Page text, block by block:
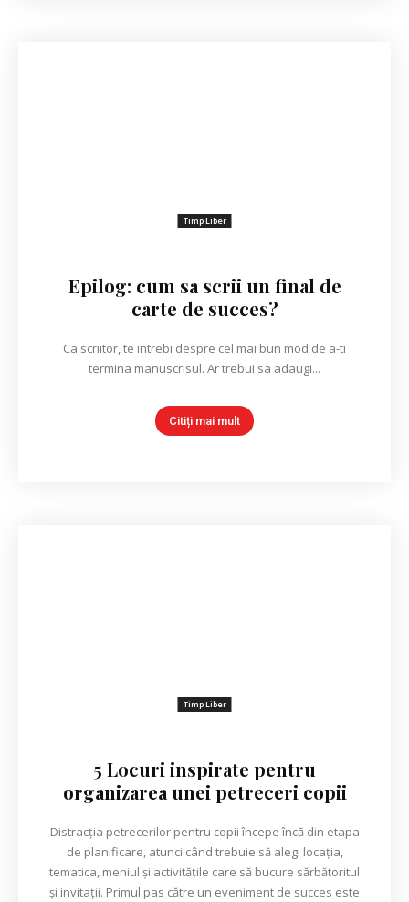
Timp Liber
Epilog: cum sa scrii un final de
carte de succes?
Ca scriitor, te intrebi despre cel mai bun mod de a-ti
termina manuscrisul. Ar trebui sa adaugi...
Citiți mai mult
Timp Liber
5 Locuri inspirate pentru
organizarea unei petreceri copii
Distracția petrecerilor pentru copii începe încă din etapa
de planificare, atunci când trebuie să alegi locația,
tematica, meniul și activitățile care să bucure sărbătoritul
și invitații. Primul pas către un eveniment de succes este